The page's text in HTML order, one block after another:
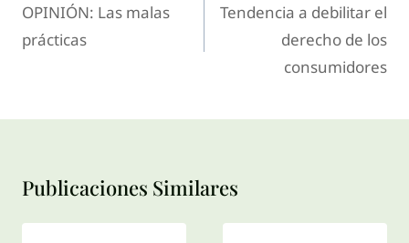
OPINIÓN: Las malas
prácticas
Tendencia a debilitar el
derecho de los
consumidores
Publicaciones Similares